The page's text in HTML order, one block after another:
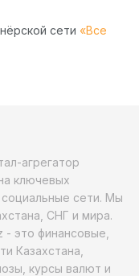
сети «Все
агрегатор
ключевых
сети. Мы
СНГ и мира.
это финансовые,
Казахстана,
курсы валют и